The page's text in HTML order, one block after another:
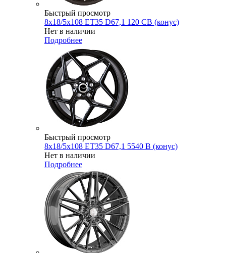
Быстрый просмотр
8x18/5x108 ET35 D67,1 120 CB (конус)
Нет в наличии
Подробнее
Быстрый просмотр
8x18/5x108 ET35 D67,1 5540 B (конус)
Нет в наличии
Подробнее